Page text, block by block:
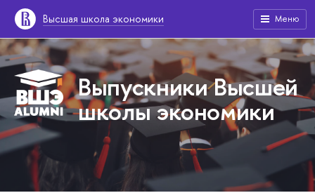
Высшая школа экономики Меню
Выпускники Высшей
школы экономики